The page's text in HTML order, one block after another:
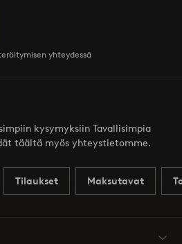
yhteydessä
kysymyksiin Tavallisimpia
täältä myös yhteystietomme.
Tilaukset Maksutavat